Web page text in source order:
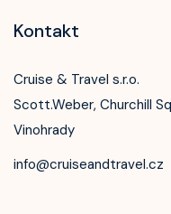
Kontakt
Cruise & Travel s.r.o.
Scott.Weber, Churchill
Vinohrady
info@cruiseandtravel.cz